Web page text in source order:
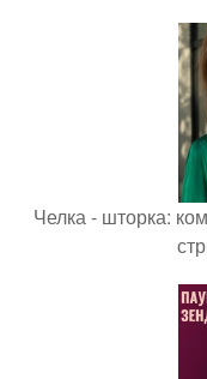
Челка - шторка: